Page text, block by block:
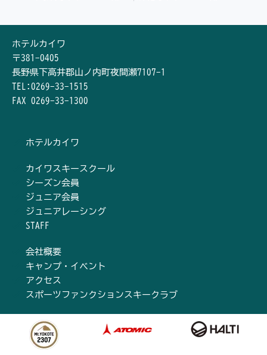
ホテルカイワ
〒381-0405
長野県下高井郡山ノ内町夜間瀬7107-1
TEL:0269-33-1515
FAX 0269-33-1300
ホテルカイワ
カイワスキースクール
シーズン会員
ジュニア会員
ジュニアレーシング
STAFF
会社概要
キャンプ・イベント
アクセス
スポーツファンクションスキークラブ